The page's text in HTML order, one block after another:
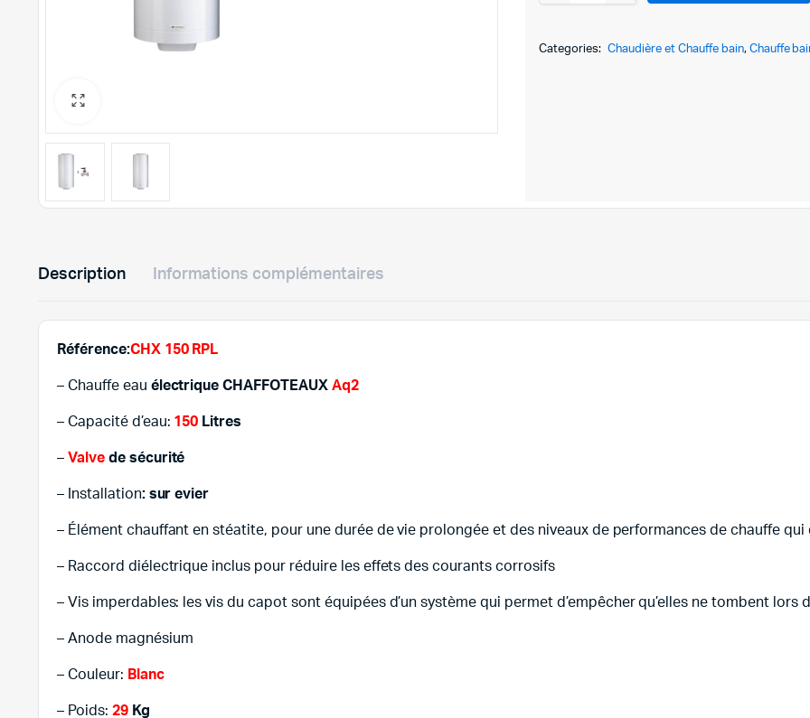
ÉLECTRIQUE
LITRES
Categories: Chaudière et Chauffe bain, Chauffe
Description Informations complémentaires
Référence:CHX 150 RPL
– Chauffe eau électrique CHAFFOTEAUX Aq2
– Capacité d’eau: 150 Litres
– Valve de sécurité
– Installation: sur evier
– Élément chauffant en stéatite, pour une durée de vie prolongée et des niveaux de performances de chauffe
– Raccord diélectrique inclus pour réduire les effets des courants corrosifs
– Vis imperdables: les vis du capot sont équipées d’un système qui permet d’empêcher qu’elles ne tombent lors
– Anode magnésium
– Couleur: Blanc
– Poids: 29Kg